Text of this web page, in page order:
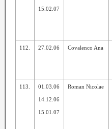
15.02.07
112. 27.02.06 Covalenco Ana
113. 01.03.06
14.12.06
15.01.07
Roman Nicolae